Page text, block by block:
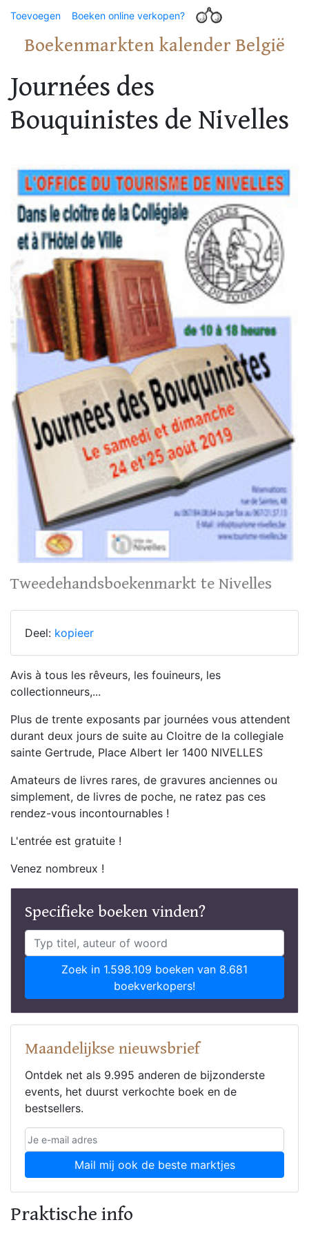
Toevoegen Boeken online verkopen?
Boekenmarkten kalender België
Journées des
Bouquinistes de Nivelles
Tweedehandsboekenmarkt te Nivelles
Deel: kopieer
Avis à tous les rêveurs, les fouineurs, les
collectionneurs,...
Plus de trente exposants par journées vous attendent
durant deux jours de suite au Cloitre de la collegiale
sainte Gertrude, Place Albert Ier 1400 NIVELLES
Amateurs de livres rares, de gravures anciennes ou
simplement, de livres de poche, ne ratez pas ces
rendez-vous incontournables !
L'entrée est gratuite !
Venez nombreux !
Specifieke boeken vinden?
Zoek in 1.598.109 boeken van 8.681
boekverkopers!
Maandelijkse nieuwsbrief
Ontdek net als 9.995 anderen de bijzonderste
events, het duurst verkochte boek en de
bestsellers.
Mail mij ook de beste marktjes
Praktische info